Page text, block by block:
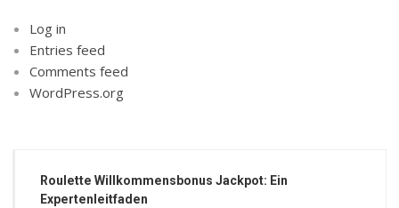
Log in
Entries feed
Comments feed
WordPress.org
Roulette Willkommensbonus Jackpot: Ein
Expertenleitfaden